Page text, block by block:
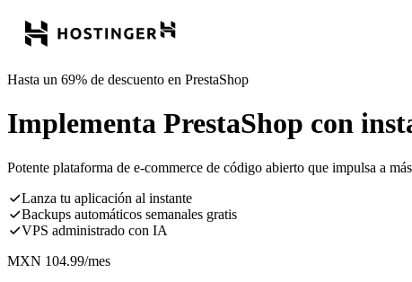
Hasta un 69% de descuento en PrestaShop
Implementa PrestaShop con
Potente plataforma de e-commerce de código abierto que impulsa a
Lanza tu aplicación al instante
Backups automáticos semanales gratis
VPS administrado con IA
MXN 104.99/mes